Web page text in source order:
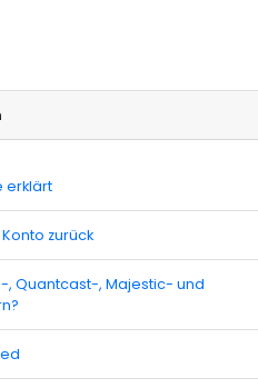
erklärt
zurück
, Quantcast-, Majestic- und